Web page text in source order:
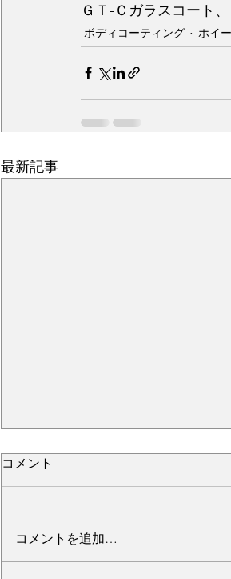
ＧＴ-Ｃガラスコート
ボディコーティング ホイ
最新記事
コメント
コメントを追加…